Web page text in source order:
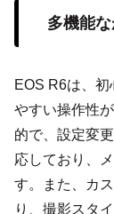
多機能
EOS R6は、
やすい操作性
的で、設定変
応しており、
す。また、カ
り、撮影スタ